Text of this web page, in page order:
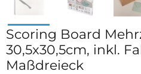
Scoring Board
30,5x30,5cm, inkl.
Maßdreieck